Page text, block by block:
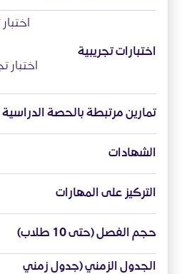
اختبارات تجريبية
اختبار
تمارين مرتبطة بالحصة الدراسية
الشهادات
التركيز على المهارات
حجم الفصل (حتى 10 طلاب)
الجدول الزمني (جدول زمني